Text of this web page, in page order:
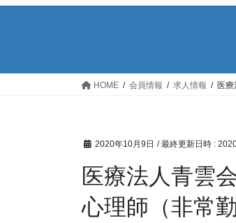
HOME 会員情報 求人情報 医
2020年10月9日 / 最終更新日時 :
医療法人青雲
心理師（非常